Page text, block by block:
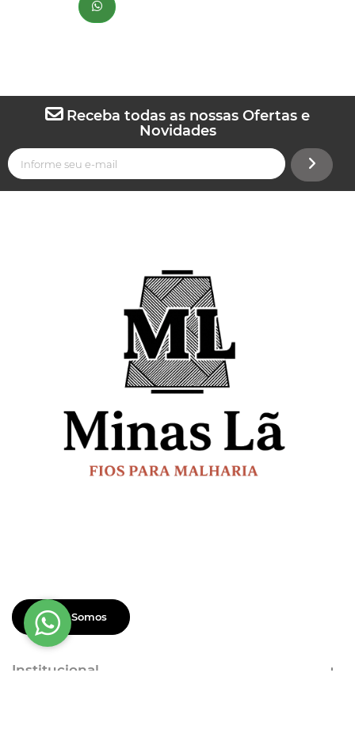
Receba todas as nossas Ofertas e
Novidades
Quem Somos
Institucional